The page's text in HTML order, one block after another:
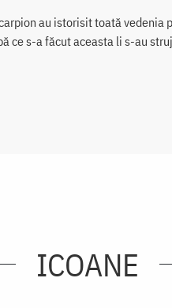
au istorisit toată
ce s-a făcut aceasta li s-au
ICOANE